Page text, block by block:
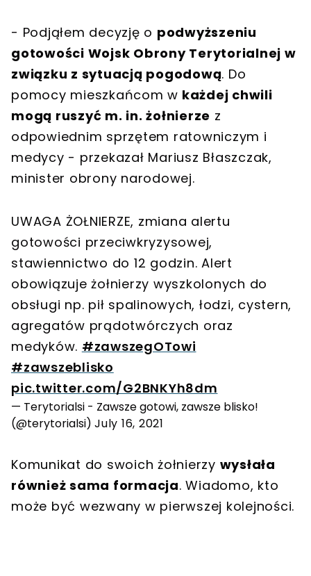
- Podjąłem decyzję o podwyższeniu
gotowości Wojsk Obrony Terytorialnej w
związku z sytuacją pogodową. Do
pomocy mieszkańcom w każdej chwili
mogą ruszyć m. in. żołnierze z
odpowiednim sprzętem ratowniczym i
medycy - przekazał Mariusz Błaszczak,
minister obrony narodowej.
UWAGA ŻOŁNIERZE, zmiana alertu
gotowości przeciwkryzysowej,
stawiennictwo do 12 godzin. Alert
obowiązuje żołnierzy wyszkolonych do
obsługi np. pił spalinowych, łodzi, cystern,
agregatów prądotwórczych oraz
medyków. #zawszegOTowi
#zawszeblisko
pic.twitter.com/G2BNKYh8dm
— Terytorialsi - Zawsze gotowi, zawsze blisko!
(@terytorialsi) July 16, 2021
Komunikat do swoich żołnierzy wysłała
również sama formacja. Wiadomo, kto
może być wezwany w pierwszej kolejności.